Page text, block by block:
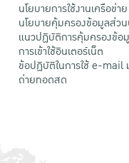
นโยบายการใช้งานเครือข่า
นโยบายคุ้มครองข้อมูลส่ว
แนวปฏิบัติการคุ้มครองข้อ
การเข้าใช้อินเตอร์เน็ต
ข้อปฏิบัติในการใช้ e-mail
ถ่ายทอดสด